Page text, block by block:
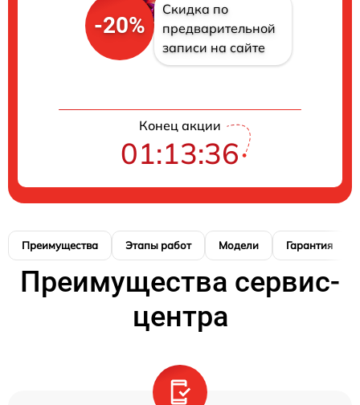
-20%
Скидка по
предварительной
записи на сайте
Конец акции
01:13:36
Преимущества Этапы работ Модели Гарантия
Преимущества сервис-
центра